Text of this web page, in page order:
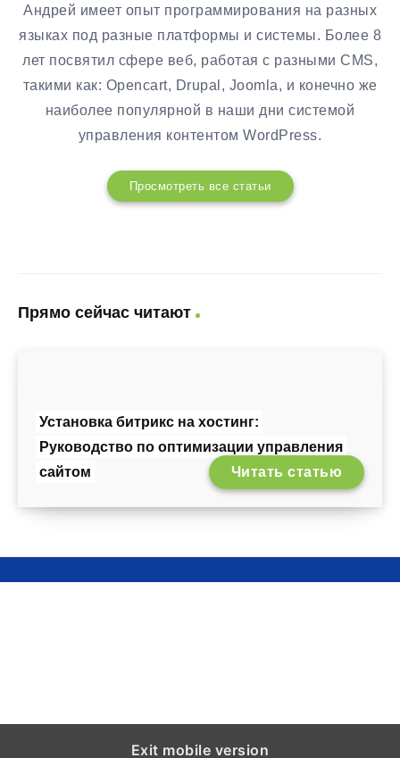
Андрей имеет опыт программирования на разных
языках под разные платформы и системы. Более 8
лет посвятил сфере веб, работая с разными CMS,
такими как: Opencart, Drupal, Joomla, и конечно же
наиболее популярной в наши дни системой
управления контентом WordPress.
Просмотреть все статьи
Прямо сейчас читают
Установка битрикс на хостинг:
Руководство по оптимизации управления
сайтом
Читать статью
Exit mobile version